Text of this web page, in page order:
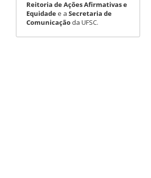
Reitoria de Ações Afirmativas e
Equidadee a Secretaria de
Comunicaçãoda UFSC.